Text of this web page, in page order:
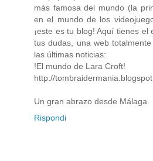
más famosa del mundo (la
en el mundo de los
¡este es tu blog! Aquí tienes
tus dudas, una web
las últimas noticias:
!El mundo de Lara Croft!
http://
Un gran abrazo desde Málaga.
Rispondi